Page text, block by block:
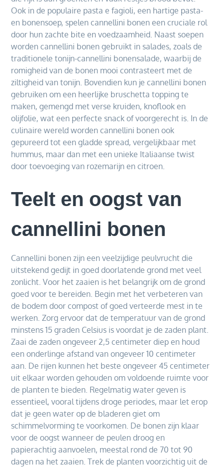
Ook in de populaire pasta e fagioli, een hartige pasta-
en bonensoep, spelen cannellini bonen een cruciale rol
door hun zachte bite en voedzaamheid. Naast soepen
worden cannellini bonen gebruikt in salades, zoals de
traditionele tonijn-cannellini bonensalade, waarbij de
romigheid van de bonen mooi contrasteert met de
ziltigheid van tonijn. Bovendien kun je cannellini bonen
gebruiken om een heerlijke bruschetta topping te
maken, gemengd met verse kruiden, knoflook en
olijfolie, wat een perfecte snack of voorgerecht is. In de
culinaire wereld worden cannellini bonen ook
gepureerd tot een gladde spread, vergelijkbaar met
hummus, maar dan met een unieke Italiaanse twist
door toevoeging van rozemarijn en citroen.
Teelt en oogst van
cannellini bonen
Cannellini bonen zijn een veelzijdige peulvrucht die
uitstekend gedijt in goed doorlatende grond met veel
zonlicht. Voor het zaaien is het belangrijk om de grond
goed voor te bereiden. Begin met het verbeteren van
de bodem door compost of goed verteerde mest in te
werken. Zorg ervoor dat de temperatuur van de grond
minstens 15 graden Celsius is voordat je de zaden plant.
Zaai de zaden ongeveer 2,5 centimeter diep en houd
een onderlinge afstand van ongeveer 10 centimeter
aan. De rijen kunnen het beste ongeveer 45 centimeter
uit elkaar worden gehouden om voldoende ruimte voor
de planten te bieden. Regelmatig water geven is
essentieel, vooral tijdens droge periodes, maar let erop
dat je geen water op de bladeren giet om
schimmelvorming te voorkomen. De bonen zijn klaar
voor de oogst wanneer de peulen droog en
papierachtig aanvoelen, meestal rond de 70 tot 90
dagen na het zaaien. Trek de planten voorzichtig uit de